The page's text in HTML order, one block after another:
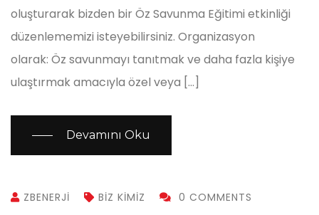
oluşturarak bizden bir Öz Savunma Eğitimi etkinliği
düzenlememizi isteyebilirsiniz. Organizasyon
olarak: Öz savunmayı tanıtmak ve daha fazla kişiye
ulaştırmak amacıyla özel veya […]
Devamını Oku
ZBENERJI BIZ KIMIZ 0 COMMENTS